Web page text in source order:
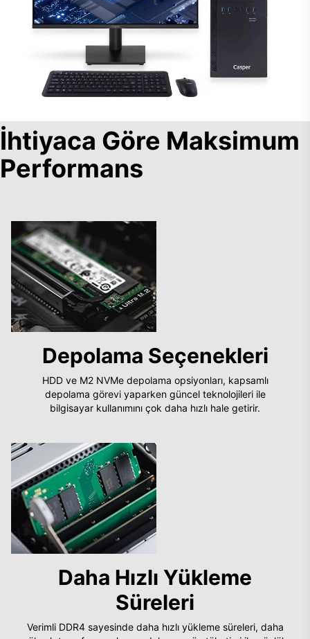
İhtiyaca Göre Maksimum
Performans
Depolama Seçenekleri
HDD ve M2 NVMe depolama opsiyonları, kapsamlı
depolama görevi yaparken güncel teknolojileri ile
bilgisayar kullanımını çok daha hızlı hale getirir.
Daha Hızlı Yükleme
Süreleri
Verimli DDR4 sayesinde daha hızlı yükleme süreleri, daha